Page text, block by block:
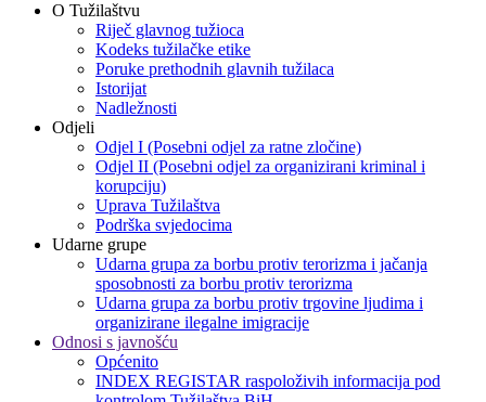
O Tužilaštvu
Riječ glavnog tužioca
Kodeks tužilačke etike
Poruke prethodnih glavnih tužilaca
Istorijat
Nadležnosti
Odjeli
Odjel I (Posebni odjel za ratne zločine)
Odjel II (Posebni odjel za organizirani kriminal i
korupciju)
Uprava Tužilaštva
Podrška svjedocima
Udarne grupe
Udarna grupa za borbu protiv terorizma i jačanja
sposobnosti za borbu protiv terorizma
Udarna grupa za borbu protiv trgovine ljudima i
organizirane ilegalne imigracije
Odnosi s javnošću
Općenito
INDEX REGISTAR raspoloživih informacija pod